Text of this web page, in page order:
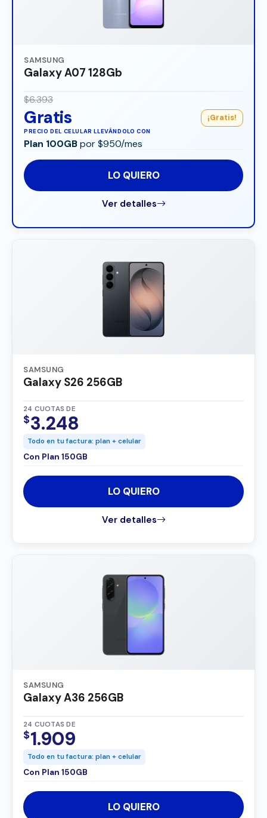
SAMSUNG
Galaxy A07 128Gb
$6.393
Gratis ¡Gratis!
PRECIO DEL CELULAR LLEVÁNDOLO CON
Plan 100GBpor $950/mes
LO QUIERO
Ver detalles
SAMSUNG
Galaxy S26 256GB
24 CUOTAS DE
$3.248
Todo en tu factura: plan + celular
Con Plan 150GB
LO QUIERO
Ver detalles
SAMSUNG
Galaxy A36 256GB
24 CUOTAS DE
$1.909
Todo en tu factura: plan + celular
Con Plan 150GB
LO QUIERO